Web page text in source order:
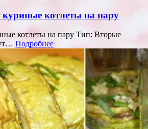
котлеты на пару
котлеты на пару Тип: Вторые
Подробнее